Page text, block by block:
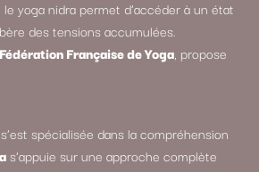
yoga nidra permet d’accéder à un état
des tensions accumulées.
Fédération Française de Yoga, propose
spécialisée dans la compréhension
s’appuie sur une approche complète